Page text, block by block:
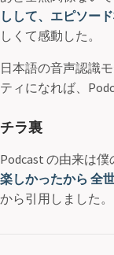
しして、エピソー
しくて感動した。
日本語の音声認識
ティになれば、
チラ裏
Podcast の由来は
楽しかったから 全
から引用しました。